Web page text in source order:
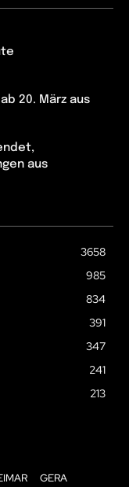
20. März aus
aus
3658
985
834
391
347
241
213
GERA